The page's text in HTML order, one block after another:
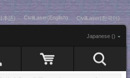
本語) CivilLaser(English) CivilLaser(한국어)
Japanese ()